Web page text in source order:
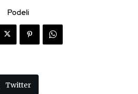
Podeli
Twitter